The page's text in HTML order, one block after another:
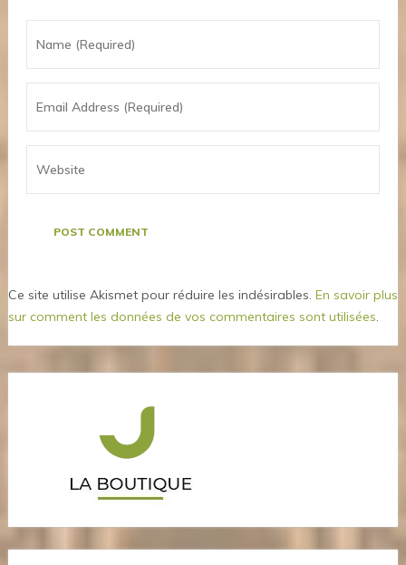
Ce site utilise Akismet pour réduire les indésirables. En savoir plus
sur comment les données de vos commentaires sont utilisées